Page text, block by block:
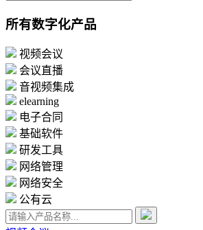
所有数字化产品
视频会议
会议直播
音视频集成
elearning
电子合同
基础软件
研发工具
网络管理
网络安全
公有云